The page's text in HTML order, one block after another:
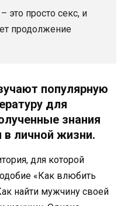
это просто секс, и
продолжение
популярную
для
знания
в личной жизни.
для которой
«Как влюбить
найти мужчину своей